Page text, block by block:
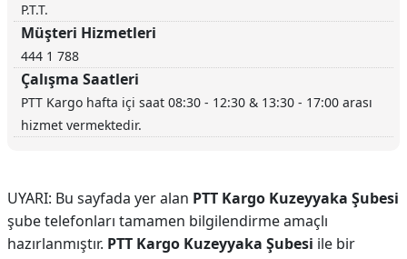
P.T.T.
Müşteri Hizmetleri
444 1 788
Çalışma Saatleri
PTT Kargo hafta içi saat 08:30 - 12:30 & 13:30 - 17:00 arası
hizmet vermektedir.
UYARI: Bu sayfada yer alan PTT Kargo Kuzeyyaka Şubesi
şube telefonları tamamen bilgilendirme amaçlı
hazırlanmıştır. PTT Kargo Kuzeyyaka Şubesi ile bir